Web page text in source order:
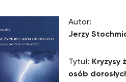
Autor:
Jerzy
Tytuł: Kryzysy
osób